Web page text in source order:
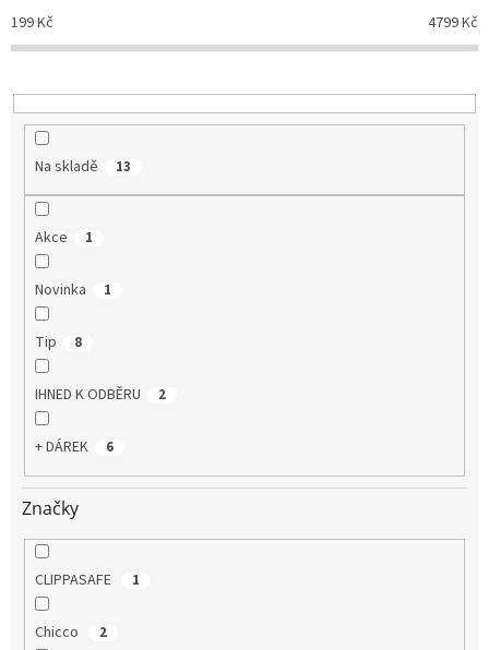
o
d
k
t
199Kč 4799Kč
Na skladě 13
Akce 1
Novinka 1
Tip 8
IHNED K ODBĚRU 2
+ DÁREK 6
Značky
CLIPPASAFE 1
Chicco 2